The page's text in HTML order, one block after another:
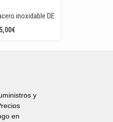
inoxidable DE
€RANGO
495,00€y
en